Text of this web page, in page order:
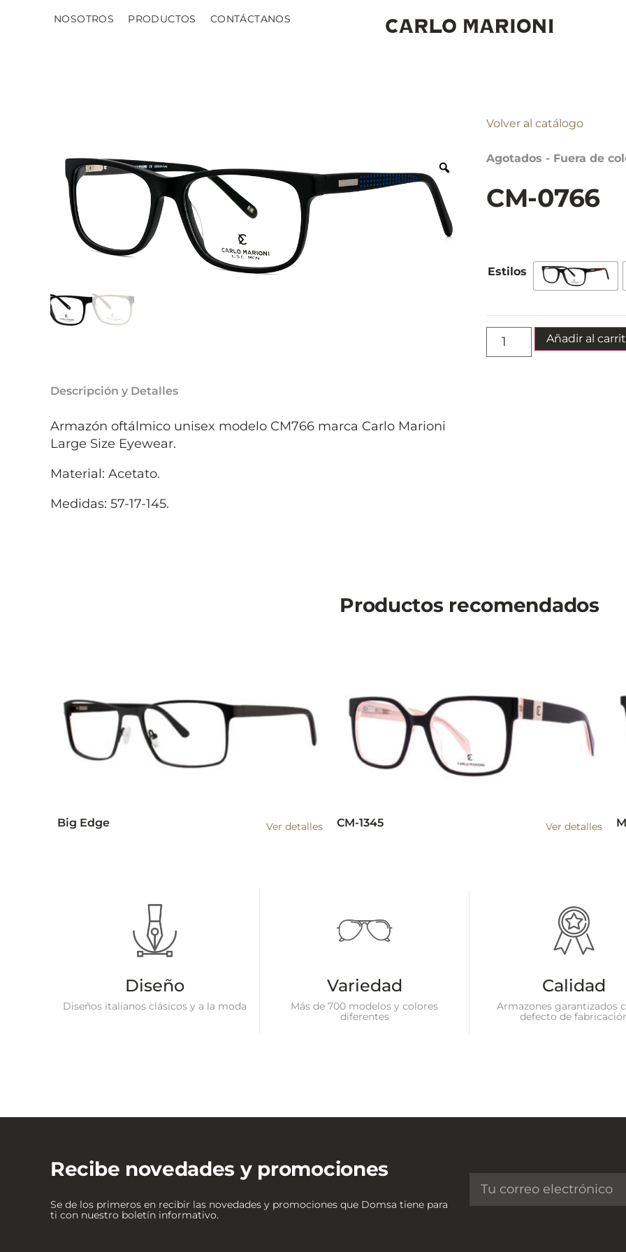
NOSOTROS PRODUCTOS CONTÁCTANOS
Descripción y Detalles
Armazón oftálmico unisex modelo CM766 marca Carlo Marioni
Large Size Eyewear.
Material: Acetato.
Medidas: 57-17-145.
Volver al catálogo
Agotados - Fuera de
CM-0766
Añadir al
Productos recomendados
Big Edge Ver detalles CM-1345 Ver detalles
Diseño
Diseños italianos clásicos y a la moda
Variedad
Más de 700 modelos y colores
diferentes
Calidad
Armazones garantizados
defecto de
Recibe novedades y promociones
Se de los primeros en recibir las novedades y promociones que Domsa tiene para
ti con nuestro boletín informativo.